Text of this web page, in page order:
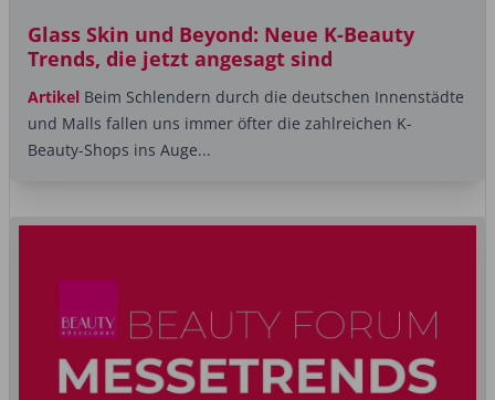
Glass Skin und Beyond: Neue K-Beauty
Trends, die jetzt angesagt sind
Artikel Beim Schlendern durch die deutschen Innenstädte
und Malls fallen uns immer öfter die zahlreichen K-
Beauty-Shops ins Auge...